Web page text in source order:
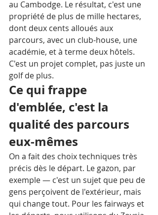
au Cambodge. Le résultat, c'est une
propriété de plus de mille hectares,
dont deux cents alloués aux
parcours, avec un club-house, une
académie, et à terme deux hôtels.
C'est un projet complet, pas juste un
golf de plus.
Ce qui frappe
d'emblée, c'est la
qualité des parcours
eux-mêmes
On a fait des choix techniques très
précis dès le départ. Le gazon, par
exemple — c'est un sujet que peu de
gens perçoivent de l'extérieur, mais
qui change tout. Pour les fairways et